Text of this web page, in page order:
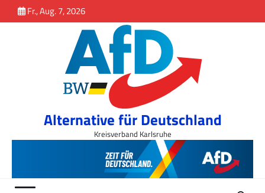
springen
to
Fr., Aug. 7, 2026
Alternative für Deutschland
Kreisverband Karlsruhe